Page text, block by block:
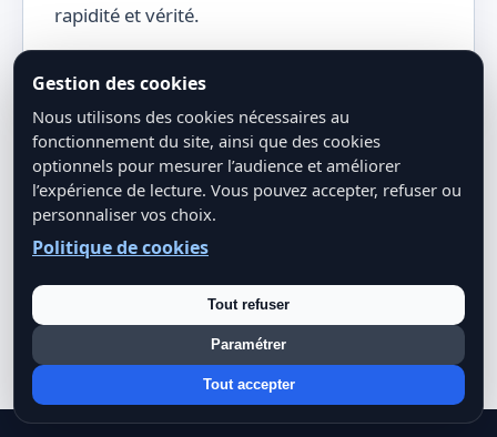
rapidité et vérité.
Partager cet article
LinkedIn
Copier le lien
Gestion des cookies
Nous utilisons des cookies nécessaires au
fonctionnement du site, ainsi que des cookies
optionnels pour mesurer l’audience et améliorer
l’expérience de lecture. Vous pouvez accepter, refuser ou
personnaliser vos choix.
Politique de cookies
Tout refuser
Paramétrer
Tout accepter